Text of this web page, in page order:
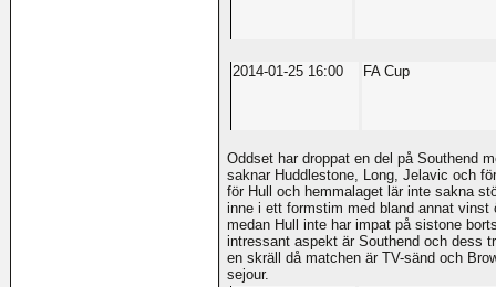
2014-01-25 16:00 FA Cup
Oddset har droppat en del på Southend
saknar Huddlestone, Long, Jelavic och
för Hull och hemmalaget lär inte sakna
inne i ett formstim med bland annat vinst
medan Hull inte har impat på sistone
intressant aspekt är Southend och dess
en skräll då matchen är TV-sänd och
sejour.